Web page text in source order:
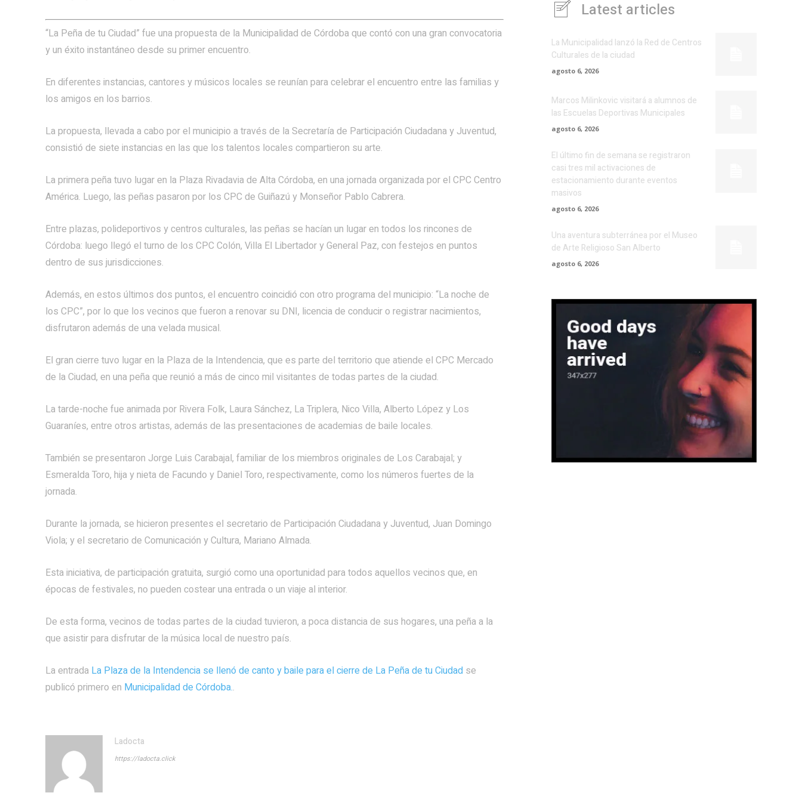
“La Peña de tu Ciudad” fue una propuesta de la Municipalidad de Córdoba que contó con una gran convocatoria
y un éxito instantáneo desde su primer encuentro.
En diferentes instancias, cantores y músicos locales se reunían para celebrar el encuentro entre las familias y
los amigos en los barrios.
La propuesta, llevada a cabo por el municipio a través de la Secretaría de Participación Ciudadana y Juventud,
consistió de siete instancias en las que los talentos locales compartieron su arte.
La primera peña tuvo lugar en la Plaza Rivadavia de Alta Córdoba, en una jornada organizada por el CPC Centro
América. Luego, las peñas pasaron por los CPC de Guiñazú y Monseñor Pablo Cabrera.
Entre plazas, polideportivos y centros culturales, las peñas se hacían un lugar en todos los rincones de
Córdoba: luego llegó el turno de los CPC Colón, Villa El Libertador y General Paz, con festejos en puntos
dentro de sus jurisdicciones.
Además, en estos últimos dos puntos, el encuentro coincidió con otro programa del municipio: “La noche de
los CPC”, por lo que los vecinos que fueron a renovar su DNI, licencia de conducir o registrar nacimientos,
disfrutaron además de una velada musical.
El gran cierre tuvo lugar en la Plaza de la Intendencia, que es parte del territorio que atiende el CPC Mercado
de la Ciudad, en una peña que reunió a más de cinco mil visitantes de todas partes de la ciudad.
La tarde-noche fue animada por Rivera Folk, Laura Sánchez, La Triplera, Nico Villa, Alberto López y Los
Guaraníes, entre otros artistas, además de las presentaciones de academias de baile locales.
También se presentaron Jorge Luis Carabajal, familiar de los miembros originales de Los Carabajal; y
Esmeralda Toro, hija y nieta de Facundo y Daniel Toro, respectivamente, como los números fuertes de la
jornada.
Durante la jornada, se hicieron presentes el secretario de Participación Ciudadana y Juventud, Juan Domingo
Viola; y el secretario de Comunicación y Cultura, Mariano Almada.
Esta iniciativa, de participación gratuita, surgió como una oportunidad para todos aquellos vecinos que, en
épocas de festivales, no pueden costear una entrada o un viaje al interior.
De esta forma, vecinos de todas partes de la ciudad tuvieron, a poca distancia de sus hogares, una peña a la
que asistir para disfrutar de la música local de nuestro país.
La entrada La Plaza de la Intendencia se llenó de canto y baile para el cierre de La Peña de tu Ciudad se
publicó primero en Municipalidad de Córdoba..
Ladocta
https://ladocta.click
Latest articles
La Municipalidad lanzó la Red de Centros
Culturales de la ciudad
agosto 6, 2026
Marcos Milinkovic visitará a alumnos de
las Escuelas Deportivas Municipales
agosto 6, 2026
El último fin de semana se registraron
casi tres mil activaciones de
estacionamiento durante eventos
masivos
agosto 6, 2026
Una aventura subterránea por el Museo
de Arte Religioso San Alberto
agosto 6, 2026